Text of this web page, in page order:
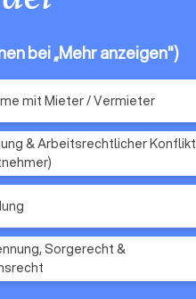
bei „Mehr anzeigen")
mit Mieter / Vermieter
& Arbeitsrechtlicher Konflikt
Sorgerecht &